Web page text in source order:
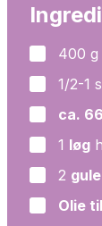
▢
400 g
▢
1/2-1
▢
ca.
▢
1 løg
▢
2
▢
Olie